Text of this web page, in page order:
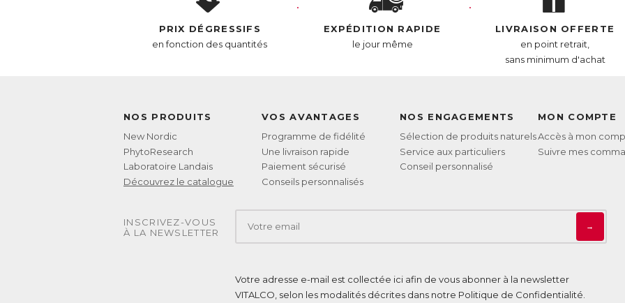
PRIX DÉGRESSIFS
en fonction des quantités
EXPÉDITION RAPIDE
le jour même
LIVRAISON OFFERTE
en point retrait,
sans minimum d'achat
NOS PRODUITS
New Nordic
PhytoResearch
Laboratoire Landais
Découvrez le catalogue
VOS AVANTAGES
Programme de fidélité
Une livraison rapide
Paiement sécurisé
Conseils personnalisés
NOS ENGAGEMENTS
Sélection de produits naturels
Service aux particuliers
Conseil personnalisé
MON COMPTE
Accès à mon
Suivre mes
INSCRIVEZ-VOUS
À LA NEWSLETTER
→
Votre adresse e-mail est collectée ici afin de vous abonner à la newsletter
VITALCO, selon les modalités décrites dans notre Politique de Confidentialité.